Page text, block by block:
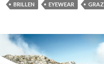
BRILLEN EYEWEAR GRAZ